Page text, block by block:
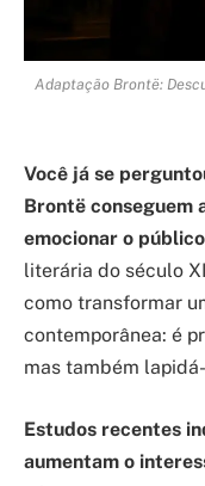
Adaptação Brontë:
Você já se
Brontë conseguem
emocionar o
literária do século
como transformar
contemporânea: é
mas também
Estudos recentes
aumentam o